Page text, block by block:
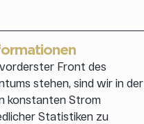
Front des
stehen, sind wir in der
konstanten Strom
Statistiken zu